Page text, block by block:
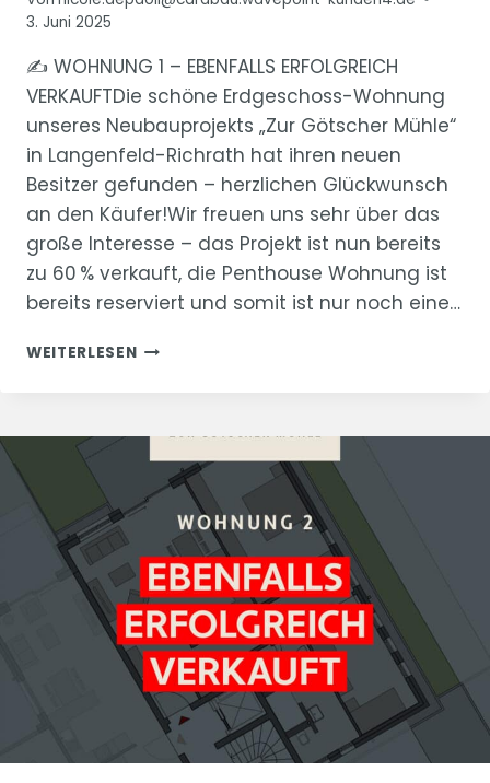
3. Juni 2025
✍ WOHNUNG 1 – EBENFALLS ERFOLGREICH
VERKAUFTDie schöne Erdgeschoss-Wohnung
unseres Neubauprojekts „Zur Götscher Mühle“
in Langenfeld-Richrath hat ihren neuen
Besitzer gefunden – herzlichen Glückwunsch
an den Käufer!Wir freuen uns sehr über das
große Interesse – das Projekt ist nun bereits
zu 60 % verkauft, die Penthouse Wohnung ist
bereits reserviert und somit ist nur noch eine…
WEITERLESEN“ZUR
1
VERKAUFT